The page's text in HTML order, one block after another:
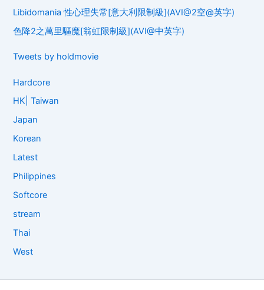
Libidomania 性心理失常[意大利限制級](AVI@2空@英字)
色降2之萬里驅魔[翁虹限制級](AVI@中英字)
Tweets by holdmovie
Hardcore
HK| Taiwan
Japan
Korean
Latest
Philippines
Softcore
stream
Thai
West